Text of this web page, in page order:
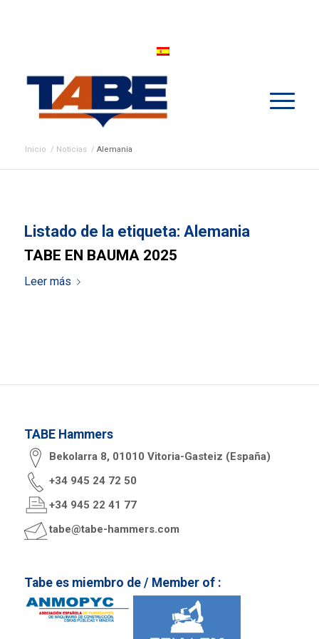
Inicio / Noticias / Alemania
Listado de la etiqueta: Alemania
TABE EN BAUMA 2025
Leer más
TABE Hammers
Bekolarra 8, 01010 Vitoria-Gasteiz (España)
+34 945 24 72 50
+34 945 22 41 77
tabe@tabe-hammers.com
Tabe es miembro de / Member of :